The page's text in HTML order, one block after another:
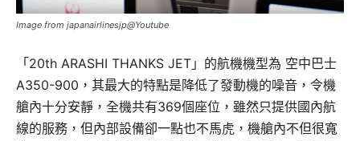
Image from japanairlinesjp@Youtube
「20th ARASHI THANKS JET」的航機機型為 空中巴士
A350-900，其最大的特點是降低了發動機的噪音，令機
艙內十分安靜，全機共有369個座位，雖然只提供國內航
線的服務，但內部設備卻一點也不馬虎，機艙內不但很寬